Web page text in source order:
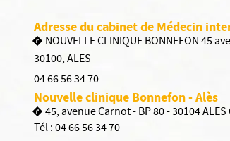
Adresse du cabinet de Médecin
NOUVELLE CLINIQUE BONNEFON 45
30100,ALES
04 66 56 34 70
Nouvelle clinique Bonnefon - Alès
45, avenue Carnot - BP 80 - 30104 ALES
Tél :04 66 56 34 70